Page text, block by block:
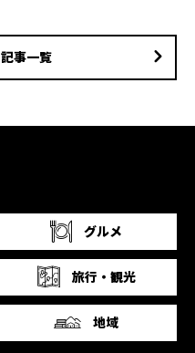
記事一覧
グルメ
旅行・観光
地域